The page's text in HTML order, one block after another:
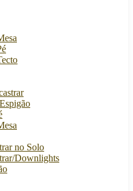
no Solo
Downlights